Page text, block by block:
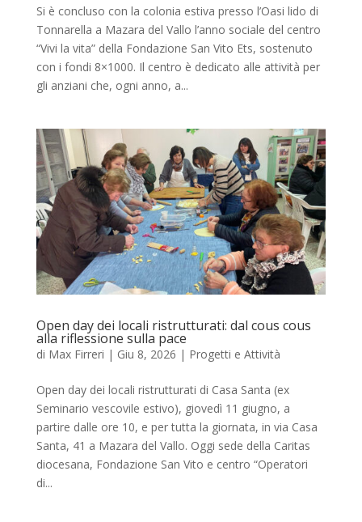
Si è concluso con la colonia estiva presso l’Oasi lido di
Tonnarella a Mazara del Vallo l’anno sociale del centro
“Vivi la vita” della Fondazione San Vito Ets, sostenuto
con i fondi 8×1000. Il centro è dedicato alle attività per
gli anziani che, ogni anno, a...
Open day dei locali ristrutturati: dal cous cous
alla riflessione sulla pace
di Max Firreri | Giu 8, 2026 | Progetti e Attività
Open day dei locali ristrutturati di Casa Santa (ex
Seminario vescovile estivo), giovedì 11 giugno, a
partire dalle ore 10, e per tutta la giornata, in via Casa
Santa, 41 a Mazara del Vallo. Oggi sede della Caritas
diocesana, Fondazione San Vito e centro “Operatori
di...